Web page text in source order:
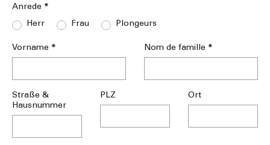
Anrede *
Herr Frau Plongeurs
Vorname * Nom de famille *
Straße &
Hausnummer
PLZ Ort